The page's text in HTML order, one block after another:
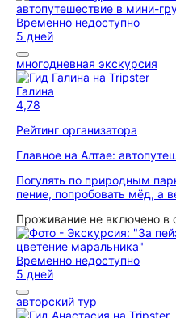
Временно недоступно
5 дней
многодневная экскурсия
Галина
4,78
Рейтинг организатора
Главное на Алтае:
Погулять по природным
пение, попробовать мёд, а
Проживание не включено в
Временно недоступно
5 дней
авторский тур